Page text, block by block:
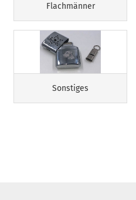
Flachmänner
Sonstiges